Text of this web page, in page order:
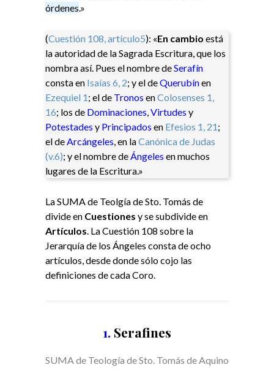
órdenes.»
(Cuestión 108, artículo5): «En cambio está
la autoridad de la Sagrada Escritura, que los
nombra así. Pues el nombre deSerafín
consta en Isaías 6, 2; y el deQuerubínen
Ezequiel 1; el de Tronos enColosenses 1,
16; los de Dominaciones,Virtudes y
Potestades y Principados en Efesios 1, 21;
el deArcángeles, en laCanónica de Judas
(v.6); y el nombre deÁngeles en muchos
lugares de la Escritura.»
La SUMA de Teolgía de Sto. Tomás de
divide en Cuestiones y se subdivide en
Artículos. La Cuestión 108 sobre la
Jerarquía de los Ángeles consta de ocho
artículos, desde donde sólo cojo las
definiciones de cada Coro.
1. Serafines
SUMA de Teología de Sto. Tomás de Aquino